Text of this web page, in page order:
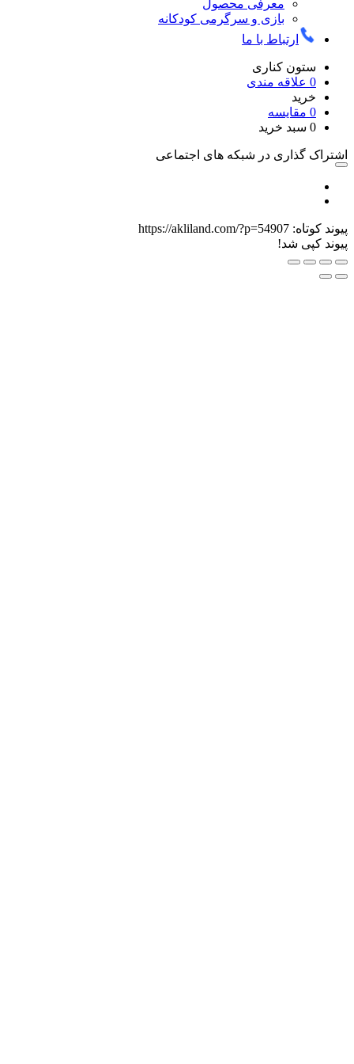
معرفی محصول
بازی و سرگرمی کودکانه
با ما
مندی
خرید
در شبکه های اجتماعی
https://akliland.com/?p=54907